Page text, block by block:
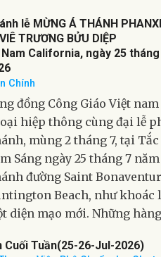
đã diễn ra từ nhiều thập niên
thời
lễ MỪNG Á THÁNH
California, ngày 25 tháng
Chính
đồng Công Giáo Việt
hiệp thông cùng đại lễ
mùng 2 tháng 7, tại Tắc
Sáng ngày 25 tháng 7
Beach, như khoác